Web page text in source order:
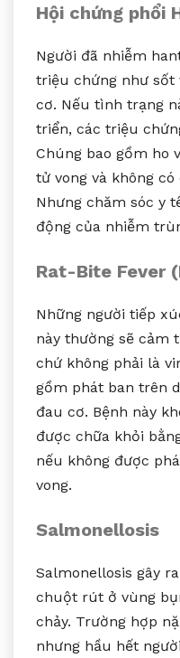
Hội chứng phổi
Người đã nhiễm
triệu chứng như sốt
cơ. Nếu tình trạng
triển, các triệu
Chúng bao gồm ho
tử vong và không
Nhưng chăm sóc y
động của nhiễm
Rat-Bite Fever
Những người tiếp
này thường sẽ cảm
chứ không phải là
gồm phát ban trên
đau cơ. Bệnh này
được chữa khỏi
nếu không được
vong.
Salmonellosis
Salmonellosis gây
chuột rút ở vùng
chảy. Trường hợp
nhưng hầu hết